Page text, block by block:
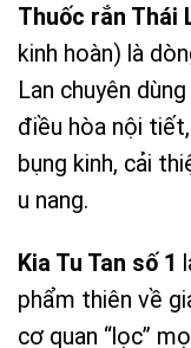
Thuốc rắn Thái
kinh hoàn) là
Lan chuyên
điều hòa nội
bụng kinh, cải
u nang.
Kia Tu Tan số 1
phẩm thiên về
cơ quan “lọc”